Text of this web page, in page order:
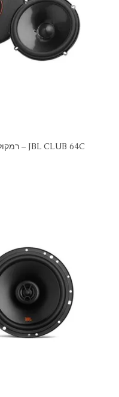
JBL CLUB 64C – רמקולים